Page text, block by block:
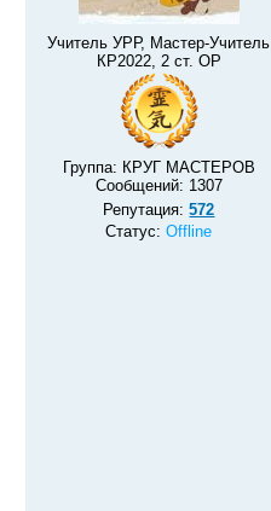
Учитель УРР, Мастер-Учитель
КР2022, 2 ст. ОР
Группа: КРУГ МАСТЕРОВ
Сообщений: 1307
Репутация:572
Статус:Offline